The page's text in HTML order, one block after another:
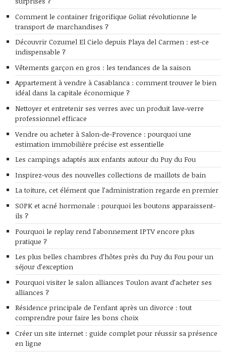
Comment le container frigorifique Goliat révolutionne le
transport de marchandises ?
Découvrir Cozumel El Cielo depuis Playa del Carmen : est-ce
indispensable ?
Vêtements garçon en gros : les tendances de la saison
Appartement à vendre à Casablanca : comment trouver le bien
idéal dans la capitale économique ?
Nettoyer et entretenir ses verres avec un produit lave-verre
professionnel efficace
Vendre ou acheter à Salon-de-Provence : pourquoi une
estimation immobilière précise est essentielle
Les campings adaptés aux enfants autour du Puy du Fou
Inspirez-vous des nouvelles collections de maillots de bain
La toiture, cet élément que l’administration regarde en premier
SOPK et acné hormonale : pourquoi les boutons apparaissent-
ils ?
Pourquoi le replay rend l’abonnement IPTV encore plus
pratique ?
Les plus belles chambres d’hôtes près du Puy du Fou pour un
séjour d’exception
Pourquoi visiter le salon alliances Toulon avant d’acheter ses
alliances ?
Résidence principale de l’enfant après un divorce : tout
comprendre pour faire les bons choix
Créer un site internet : guide complet pour réussir sa présence
en ligne